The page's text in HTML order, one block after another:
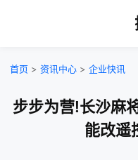
首页 > 资讯中心 > 企业快讯
步步为营!长沙麻
能改遥